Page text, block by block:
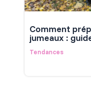
Comment
jumeaux :
Tendances